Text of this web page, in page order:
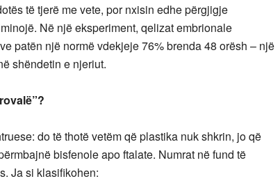
të tjerë me vete, por nxisin edhe përgjigje
Në një eksperiment, qelizat embrionale
patën një normë vdekjeje 76% brenda 48 orësh – një
shëndetin e njeriut.
do të thotë vetëm që plastika nuk shkrin, jo që
bisfenole apo ftalate. Numrat në fund të
Ja si klasifikohen: